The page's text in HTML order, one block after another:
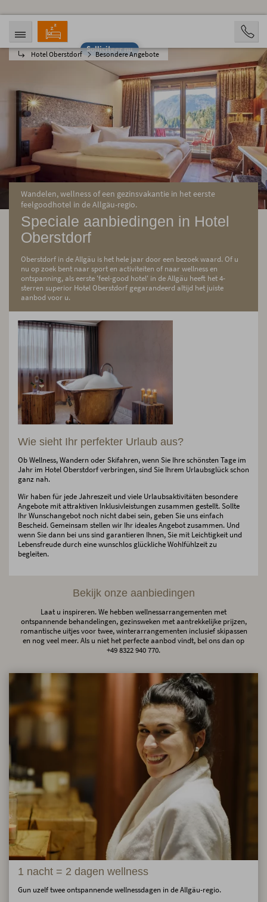
Solliciteer nu
Hotel Oberstdorf Besondere Angebote
AANKOMST VERTREK
13.08.2026
2 Personen
BOOKING
Wandelen, wellness of een gezinsvakantie in het eerste
feelgoodhotel in de Allgäu-regio.
Speciale aanbiedingen in Hotel
Oberstdorf
Oberstdorf in de Allgäu is het hele jaar door een bezoek waard. Of u
nu op zoek bent naar sport en activiteiten of naar wellness en
ontspanning, als eerste 'feel-good hotel' in de Allgäu heeft het 4-
sterren superior Hotel Oberstdorf gegarandeerd altijd het juiste
aanbod voor u.
Wie sieht Ihr perfekter Urlaub aus?
Ob Wellness, Wandern oder Skifahren, wenn Sie Ihre schönsten Tage im
Jahr im Hotel Oberstdorf verbringen, sind Sie Ihrem Urlaubsglück schon
ganz nah.
Wir haben für jede Jahreszeit und viele Urlaubsaktivitäten besondere
Angebote mit attraktiven Inklusivleistungen zusammen gestellt. Sollte
Ihr Wunschangebot noch nicht dabei sein, geben Sie uns einfach
Bescheid. Gemeinsam stellen wir Ihr ideales Angebot zusammen. Und
wenn Sie dann bei uns sind garantieren Ihnen, Sie mit Leichtigkeit und
Lebensfreude durch eine wunschlos glückliche Wohlfühlzeit zu
begleiten.
Bekijk onze aanbiedingen
Laat u inspireren. We hebben wellnessarrangementen met
ontspannende behandelingen, gezinsweken met aantrekkelijke prijzen,
romantische uitjes voor twee, winterarrangementen inclusief skipassen
en nog veel meer. Als u niet het perfecte aanbod vindt, bel ons dan op
+49 8322 940 770.
1 nacht = 2 dagen wellness
Gun uzelf twee ontspannende wellnessdagen in de Allgäu-regio.